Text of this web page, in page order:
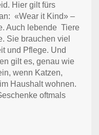
Hier gilt fürs
«Wear it Kind» –
Auch lebende Tiere
Sie brauchen viel
und Pflege. Und
gilt es, genau wie
wenn Katzen,
Haushalt wohnen.
oftmals